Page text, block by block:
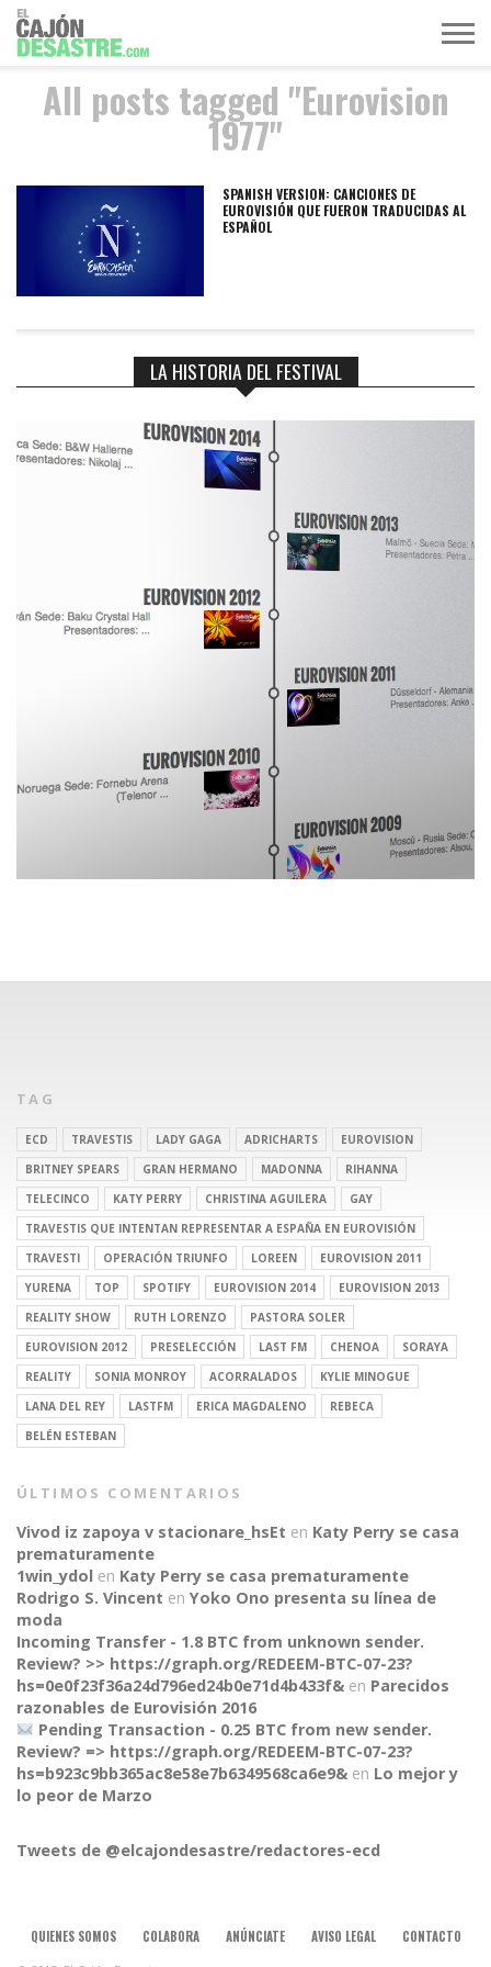
CONNECT
MÚSICA
TELEVISIÓN
POLÍTICA
ACTUALIDAD
EUROVISIÓN
All posts tagged "Eurovision
1977"
SPANISH VERSION: CANCIONES DE
EUROVISIÓN QUE FUERON TRADUCIDAS AL
ESPAÑOL
LA HISTORIA DEL FESTIVAL
TAG
ECD TRAVESTIS LADY GAGA ADRICHARTS
EUROVISION
BRITNEY SPEARS
GRAN HERMANO MADONNA
RIHANNA
TELECINCO
KATY PERRY CHRISTINA AGUILERA
GAY
TRAVESTIS QUE INTENTAN REPRESENTAR A ESPAÑA EN EUROVISIÓN
TRAVESTI
OPERACIÓN TRIUNFO LOREEN
EUROVISION 2011
YURENA
TOP SPOTIFY EUROVISION 2014
EUROVISION 2013
REALITY SHOW
RUTH LORENZO
PASTORA SOLER
EUROVISION 2012
PRESELECCIÓN LAST FM CHENOA
SORAYA
REALITY
SONIA MONROY ACORRALADOS
KYLIE MINOGUE
LANA DEL REY
LASTFM ERICA MAGDALENO
REBECA
BELÉN ESTEBAN
ÚLTIMOS COMENTARIOS
Vivod iz zapoya v stacionare_hsEt en Katy Perry se casa
prematuramente
1win_ydol en Katy Perry se casa prematuramente
Rodrigo S. Vincent en Yoko Ono presenta su línea de
moda
Incoming Transfer - 1.8 BTC from unknown sender.
Review? >> https://graph.org/REDEEM-BTC-07-23?
hs=0e0f23f36a24d796ed24b0e71d4b433f& en Parecidos
razonables de Eurovisión 2016
Pending Transaction - 0.25 BTC from new sender.
Review? => https://graph.org/REDEEM-BTC-07-23?
hs=b923c9bb365ac8e58e7b6349568ca6e9& en Lo mejor y
lo peor de Marzo
Tweets de @elcajondesastre/redactores-ecd
QUIENES SOMOS COLABORA ANÚNCIATE AVISO LEGAL CONTACTO